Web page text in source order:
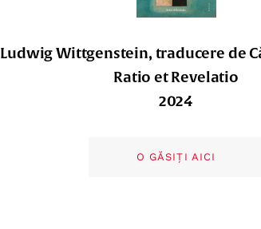
Ludwig Wittgenstein, traducere de
Ratio et Revelatio
2024
O GĂSIȚI AICI